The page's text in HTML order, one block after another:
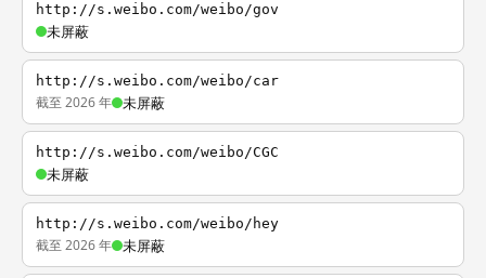
http://s.weibo.com/weibo/gov
未屏蔽
http://s.weibo.com/weibo/car
截至 2026 年 未屏蔽
http://s.weibo.com/weibo/CGC
未屏蔽
http://s.weibo.com/weibo/hey
截至 2026 年 未屏蔽